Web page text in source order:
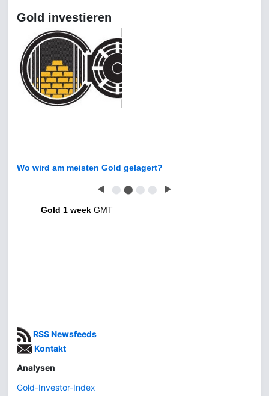
Gold investieren
Wo wird am meisten Gold gelagert?
◀ ⬤ ⬤ ⬤ ⬤ ▶
Gold 1 week GMT
RSS Newsfeeds
Kontakt
Analysen
Gold-Investor-Index